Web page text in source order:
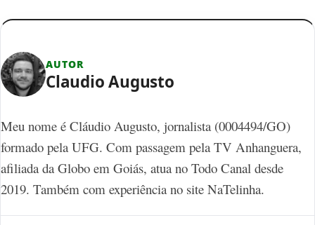
AUTOR
Claudio Augusto
Meu nome é Cláudio Augusto, jornalista (0004494/GO)
formado pela UFG. Com passagem pela TV Anhanguera,
afiliada da Globo em Goiás, atua no Todo Canal desde
2019. Também com experiência no site NaTelinha.